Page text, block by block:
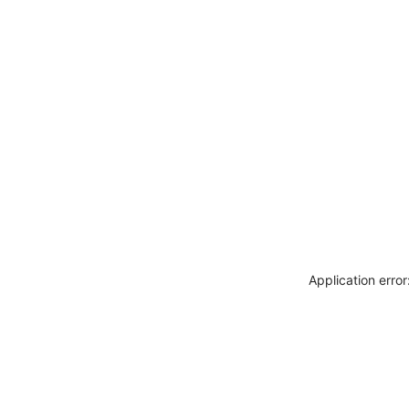
Application